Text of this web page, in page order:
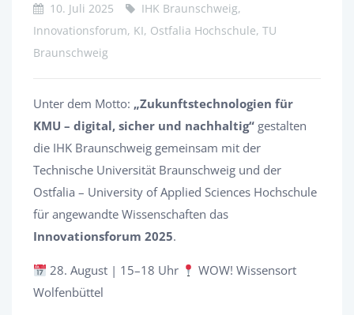
10. Juli 2025
IHK Braunschweig,
Innovationsforum, KI, Ostfalia Hochschule, TU
Braunschweig
Unter dem Motto: „Zukunftstechnologien für
KMU – digital, sicher und nachhaltig“ gestalten
die IHK Braunschweig gemeinsam mit der
Technische Universität Braunschweig und der
Ostfalia – University of Applied Sciences Hochschule
für angewandte Wissenschaften das
Innovationsforum 2025.
28. August | 15–18 Uhr
WOW! Wissensort
Wolfenbüttel